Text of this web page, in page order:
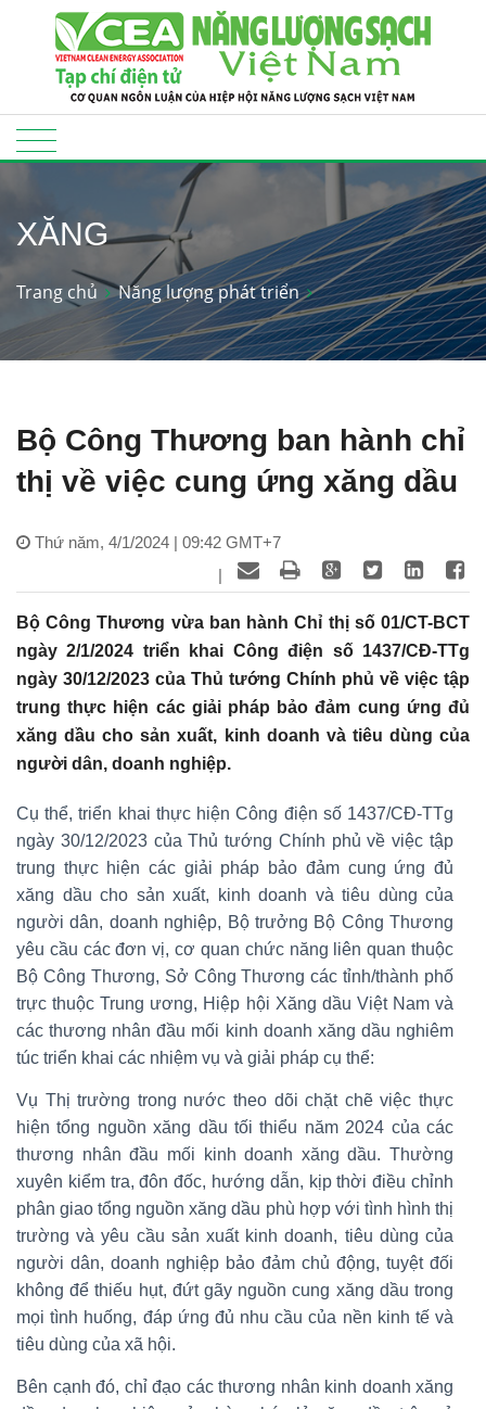
XĂNG
Trang chủ Năng lượng phát triển
Bộ Công Thương ban hành chỉ
thị về việc cung ứng xăng dầu
Thứ năm, 4/1/2024 | 09:42 GMT+7
|
Bộ Công Thương vừa ban hành Chỉ thị số 01/CT-BCT
ngày 2/1/2024 triển khai Công điện số 1437/CĐ-TTg
ngày 30/12/2023 của Thủ tướng Chính phủ về việc tập
trung thực hiện các giải pháp bảo đảm cung ứng đủ
xăng dầu cho sản xuất, kinh doanh và tiêu dùng của
người dân, doanh nghiệp.
Cụ thể, triển khai thực hiện Công điện số 1437/CĐ-TTg
ngày 30/12/2023 của Thủ tướng Chính phủ về việc tập
trung thực hiện các giải pháp bảo đảm cung ứng đủ
xăng dầu cho sản xuất, kinh doanh và tiêu dùng của
người dân, doanh nghiệp, Bộ trưởng Bộ Công Thương
yêu cầu các đơn vị, cơ quan chức năng liên quan thuộc
Bộ Công Thương, Sở Công Thương các tỉnh/thành phố
trực thuộc Trung ương, Hiệp hội Xăng dầu Việt Nam và
các thương nhân đầu mối kinh doanh xăng dầu nghiêm
túc triển khai các nhiệm vụ và giải pháp cụ thể:
Vụ Thị trường trong nước theo dõi chặt chẽ việc thực
hiện tổng nguồn xăng dầu tối thiểu năm 2024 của các
thương nhân đầu mối kinh doanh xăng dầu. Thường
xuyên kiểm tra, đôn đốc, hướng dẫn, kịp thời điều chỉnh
phân giao tổng nguồn xăng dầu phù hợp với tình hình thị
trường và yêu cầu sản xuất kinh doanh, tiêu dùng của
người dân, doanh nghiệp bảo đảm chủ động, tuyệt đối
không để thiếu hụt, đứt gãy nguồn cung xăng dầu trong
mọi tình huống, đáp ứng đủ nhu cầu của nền kinh tế và
tiêu dùng của xã hội.
Bên cạnh đó, chỉ đạo các thương nhân kinh doanh xăng